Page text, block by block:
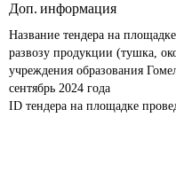
Доп. информация
Название тендера на
развозу продукции (тушка,
учреждения образования
сентябрь 2024 года
ID тендера на площадке